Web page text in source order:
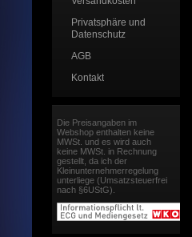
Privatsphäre und
Datenschutz
AGB
Kontakt
Die Preisangaben im
Webshop enthalten keine
MWSt. und es wird auch
keine MWSt. in Rechnung
gestellt, da ich der
Kleinunternehmerregelung
unterliege (Umsatzsteuerfrei
nach §6UStG).